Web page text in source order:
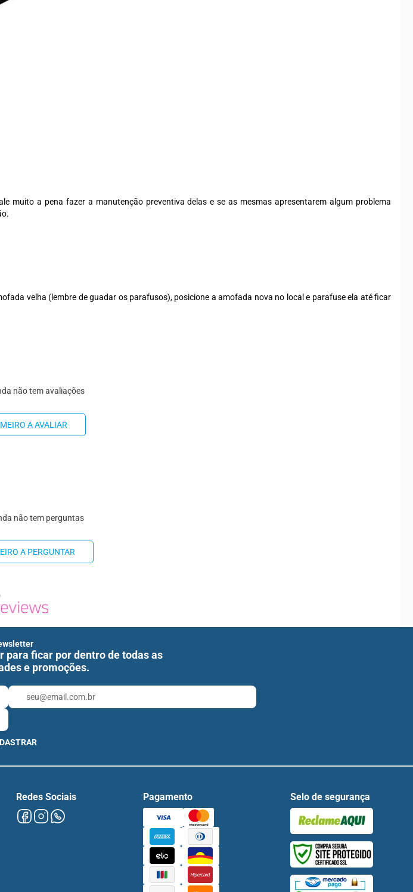
muito a pena fazer a manutenção preventiva delas e se as mesmas apresentarem algum problema
velha (lembre de guadar os parafusos), posicione a amofada nova no local e parafuse ela até ficar
não tem avaliações
A AVALIAR
não tem perguntas
A PERGUNTAR
para ficar por dentro de todas as
e promoções.
Redes Sociais Pagamento Selo de segurança